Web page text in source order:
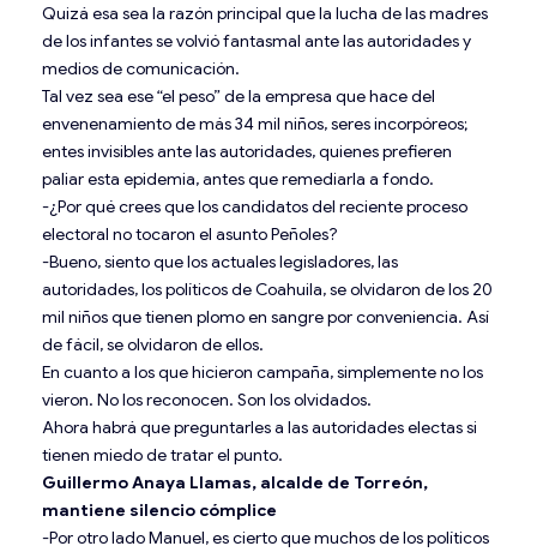
Quizá esa sea la razón principal que la lucha de las madres
de los infantes se volvió fantasmal ante las autoridades y
medios de comunicación.
Tal vez sea ese “el peso” de la empresa que hace del
envenenamiento de más 34 mil niños, seres incorpóreos;
entes invisibles ante las autoridades, quienes prefieren
paliar esta epidemia, antes que remediarla a fondo.
-¿Por qué crees que los candidatos del reciente proceso
electoral no tocaron el asunto Peñoles?
-Bueno, siento que los actuales legisladores, las
autoridades, los políticos de Coahuila, se olvidaron de los 20
mil niños que tienen plomo en sangre por conveniencia. Así
de fácil, se olvidaron de ellos.
En cuanto a los que hicieron campaña, simplemente no los
vieron. No los reconocen. Son los olvidados.
Ahora habrá que preguntarles a las autoridades electas si
tienen miedo de tratar el punto.
Guillermo Anaya Llamas, alcalde de Torreón,
mantiene silencio cómplice
-Por otro lado Manuel, es cierto que muchos de los políticos